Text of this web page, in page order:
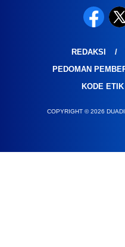
REDAKSI
PEDOMAN
KODE
COPYRIGHT © 2026